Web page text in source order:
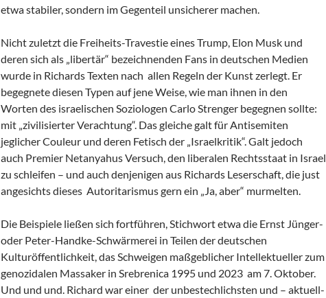
etwa stabiler, sondern im Gegenteil unsicherer machen.
Nicht zuletzt die Freiheits-Travestie eines Trump, Elon Musk und
deren sich als „libertär“ bezeichnenden Fans in deutschen Medien
wurde in Richards Texten nach allen Regeln der Kunst zerlegt. Er
begegnete diesen Typen auf jene Weise, wie man ihnen in den
Worten des israelischen Soziologen Carlo Strenger begegnen sollte:
mit „zivilisierter Verachtung“. Das gleiche galt für Antisemiten
jeglicher Couleur und deren Fetisch der „Israelkritik“. Galt jedoch
auch Premier Netanyahus Versuch, den liberalen Rechtsstaat in Israel
zu schleifen – und auch denjenigen aus Richards Leserschaft, die just
angesichts dieses Autoritarismus gern ein „Ja, aber“ murmelten.
Die Beispiele ließen sich fortführen, Stichwort etwa die Ernst Jünger-
oder Peter-Handke-Schwärmerei in Teilen der deutschen
Kulturöffentlichkeit, das Schweigen maßgeblicher Intellektueller zum
genozidalen Massaker in Srebrenica 1995 und 2023 am 7. Oktober.
Und und und. Richard war einer der unbestechlichsten und – aktuell-